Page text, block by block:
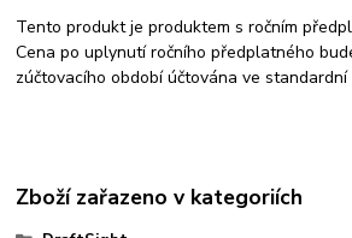
Tento produkt je produktem s ročním
Cena po uplynutí ročního předplatného
zúčtovacího období účtována ve
Zboží zařazeno v kategoriích